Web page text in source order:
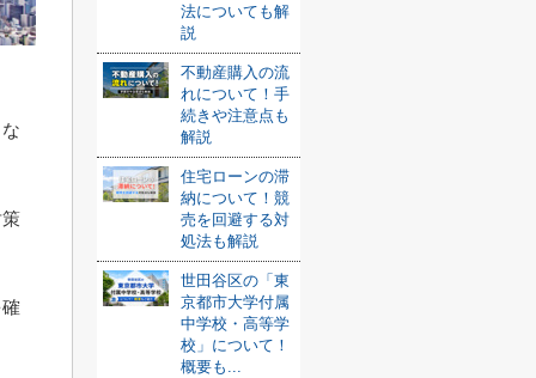
法についても解
説
不動産購入の流
れについて！手
続きや注意点も
解説
住宅ローンの滞
納について！競
売を回避する対
処法も解説
世田谷区の「東
京都市大学付属
中学校・高等学
校」について！
概要も...